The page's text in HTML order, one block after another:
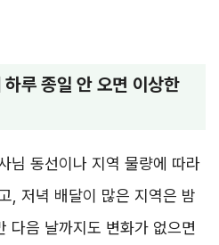
루 종일 안 오면 이상한
님 동선이나 지역 물량에 따라
, 저녁 배달이 많은 지역은 밤
다음 날까지도 변화가 없으면